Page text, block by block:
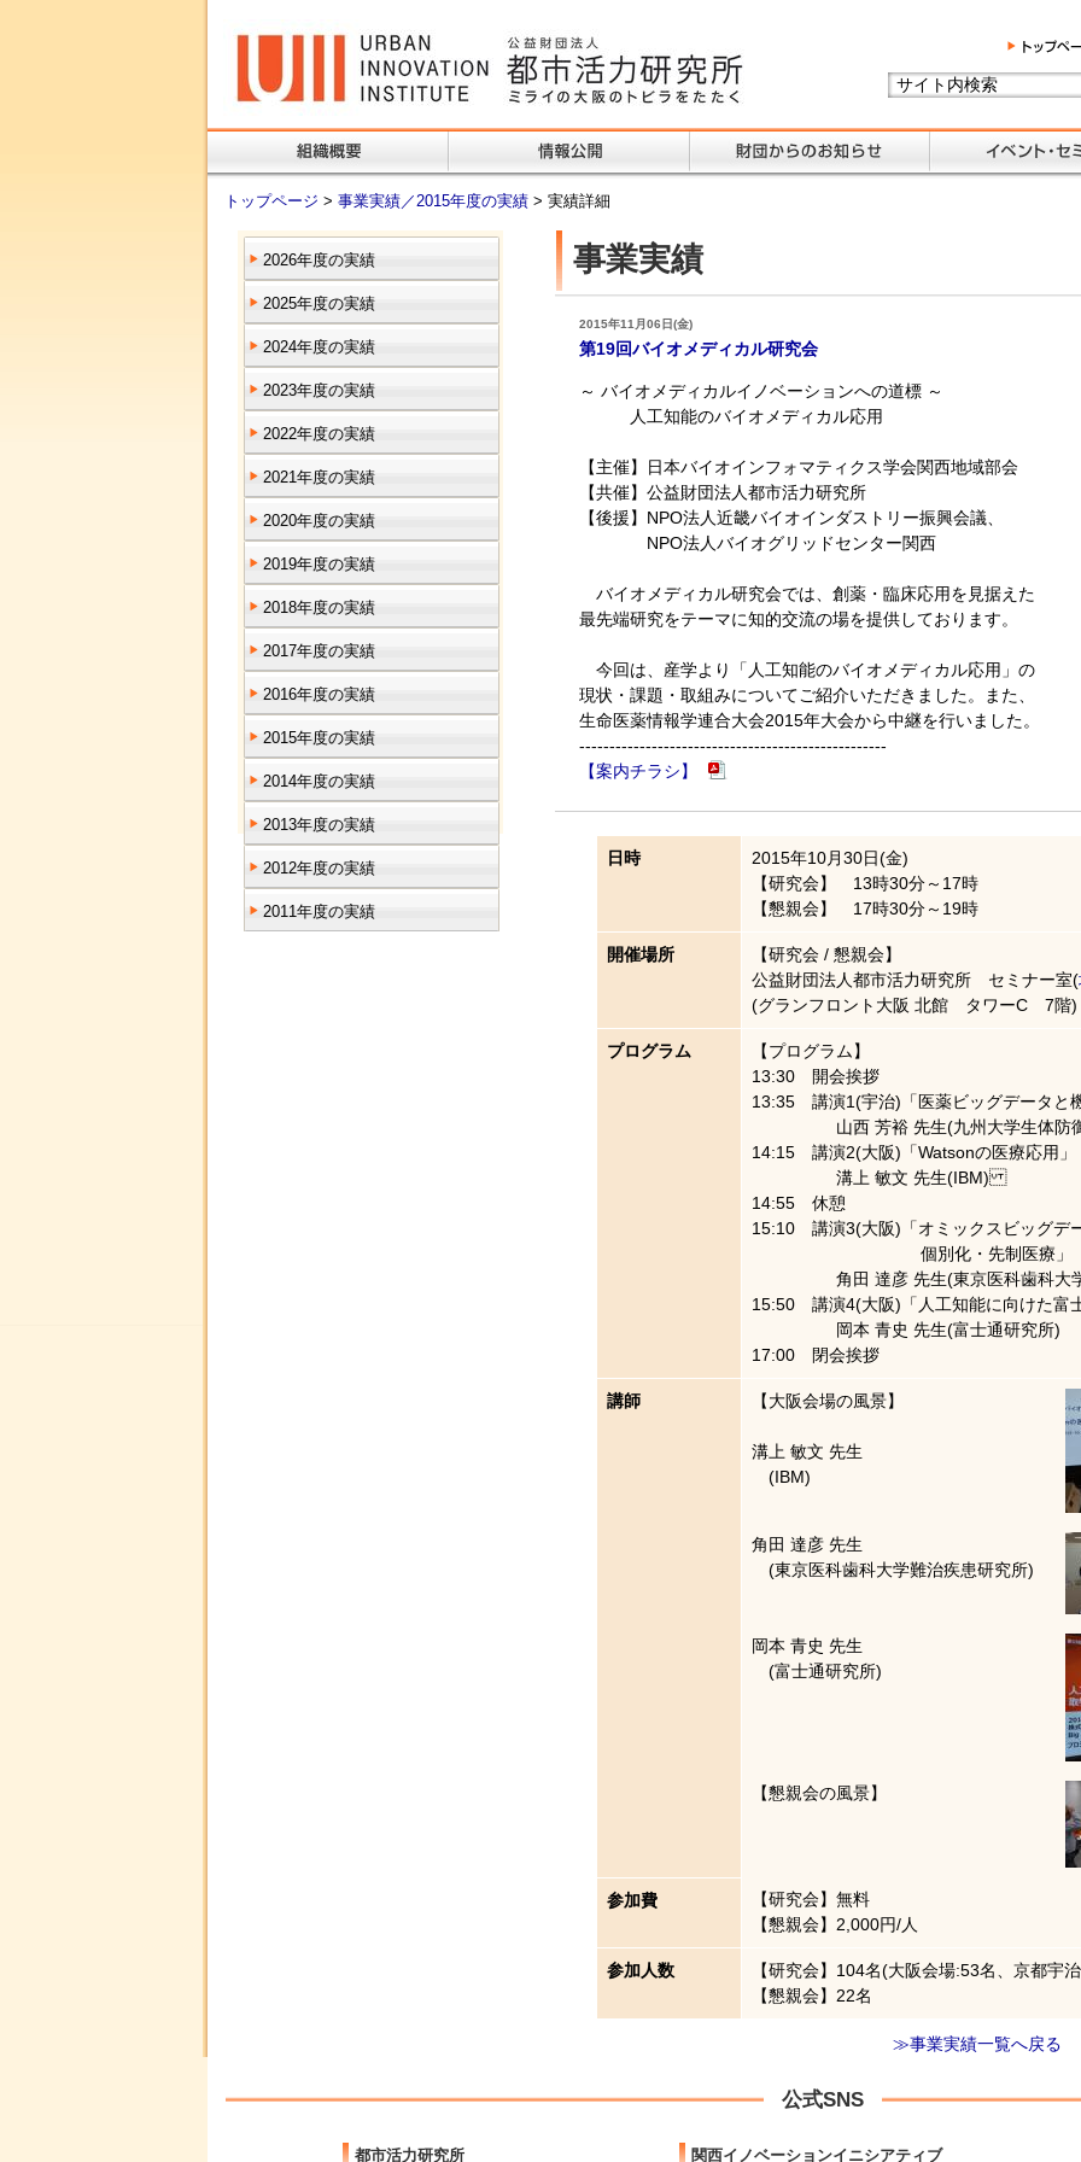
トップページ > 事業実績／2015年度の実績 > 実績詳細
2026年度の実績
2025年度の実績
2024年度の実績
2023年度の実績
2022年度の実績
2021年度の実績
2020年度の実績
2019年度の実績
2018年度の実績
2017年度の実績
2016年度の実績
2015年度の実績
2014年度の実績
2013年度の実績
2012年度の実績
2011年度の実績
事業実績
2015年11月06日(金)
第19回バイオメディカル研究会
～ バイオメディカルイノベーションへの道標 ～
人工知能のバイオメディカル応用
【主催】日本バイオインフォマティクス学会関西地域部会
【共催】公益財団法人都市活力研究所
【後援】NPO法人近畿バイオインダストリー振興会議、
NPO法人バイオグリッドセンター関西
バイオメディカル研究会では、創薬・臨床応用を見据えた
最先端研究をテーマに知的交流の場を提供しております。
今回は、産学より「人工知能のバイオメディカル応用」の
現状・課題・取組みについてご紹介いただきました。また、
生命医薬情報学連合大会2015年大会から中継を行いました。
---------------------------------------------------
【案内チラシ】
日時
2015年10月30日(金)
【研究会】 13時30分～17時
【懇親会】 17時30分～19時
開催場所
【研究会 / 懇親会】
公益財団法人都市活力研究所 セミナー室(
(グランフロント大阪 北館 タワーC 7階)
プログラム
【プログラム】
13:30 開会挨拶
13:35 講演1(宇治)「医薬ビッグデータと
山西 芳裕 先生(九州大学生体防御
14:15 講演2(大阪)「Watsonの医療応用」
溝上 敏文 先生(IBM)
14:55 休憩
15:10 講演3(大阪)「オミックスビッグデ
個別化・先制医療」
角田 達彦 先生(東京医科歯科大学
15:50 講演4(大阪)「人工知能に向けた富
岡本 青史 先生(富士通研究所)
17:00 閉会挨拶
講師 【大阪会場の風景】
溝上 敏文 先生
(IBM)
角田 達彦 先生
(東京医科歯科大学難治疾患研究所)
岡本 青史 先生
(富士通研究所)
【懇親会の風景】
参加費
【研究会】無料
【懇親会】2,000円/人
参加人数
【研究会】104名(大阪会場:53名、京都宇
【懇親会】22名
≫事業実績一覧へ戻る
公式SNS
都市活力研究所 関西イノベーションイニシアティブ